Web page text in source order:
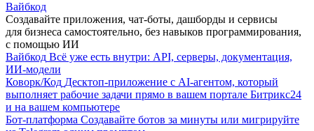
Вайбкод
Создавайте приложения, чат-боты, дашборды и сервисы
для бизнеса самостоятельно, без навыков программирования,
с помощью ИИ
Вайбкод Всё уже есть внутри: API, серверы, документация,
ИИ-модели
Коворк/Код Десктоп-приложение с AI-агентом, который
выполняет рабочие задачи прямо в вашем портале Битрикс24
и на вашем компьютере
Бот-платформа Создавайте ботов за минуты или мигрируйте